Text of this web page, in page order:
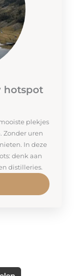
hotspot
plekjes
Zonder uren
In deze
denk aan
distilleries.